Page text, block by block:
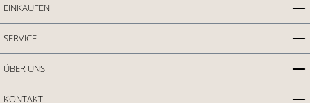
EINKAUFEN
SERVICE
ÜBER UNS
KONTAKT